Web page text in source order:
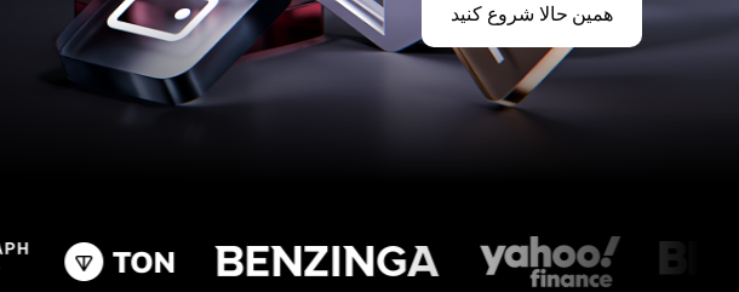
همین حالا شروع کنید